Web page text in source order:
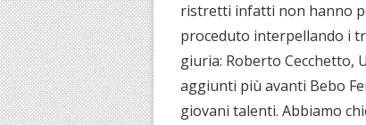
ristretti infatti non hanno
proceduto interpellando i
giuria: Roberto Cecchetto,
aggiunti più avanti Bebo
giovani talenti. Abbiamo